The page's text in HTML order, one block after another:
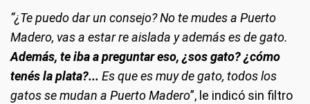
“¿Te puedo dar un consejo? No te mudes a Puerto
Madero, vas a estar re aislada y además es de gato.
Además, te iba a preguntar eso, ¿sos gato? ¿cómo
tenés la plata?... Es que es muy de gato, todos los
gatos se mudan a Puerto Madero”, le indicó sin filtro